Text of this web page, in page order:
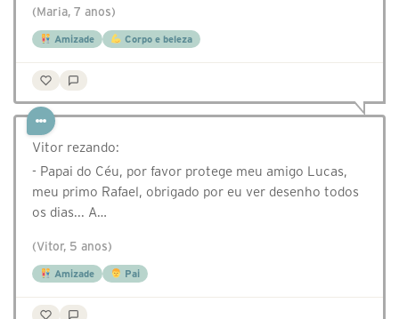
(Maria, 7 anos)
Amizade Corpo e beleza
Vitor rezando:
- Papai do Céu, por favor protege meu amigo Lucas,
meu primo Rafael, obrigado por eu ver desenho todos
os dias... A…
(Vitor, 5 anos)
Amizade Pai